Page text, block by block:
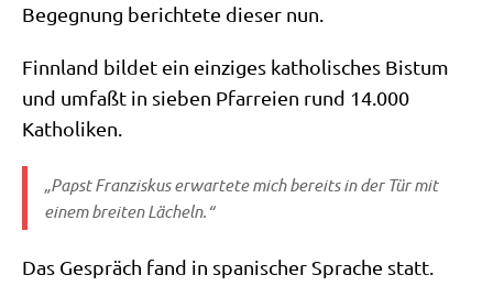
Begeg­nung berich­te­te die­ser nun.
Finn­land bil­det ein ein­zi­ges katho­li­sches Bis­tum
und umfaßt in sie­ben Pfar­rei­en rund 14.000
Katholiken.
„Papst Fran­zis­kus erwar­te­te mich bereits in der Tür mit
einem brei­ten Lächeln.“
Das Gespräch fand in spa­ni­scher Spra­che statt.